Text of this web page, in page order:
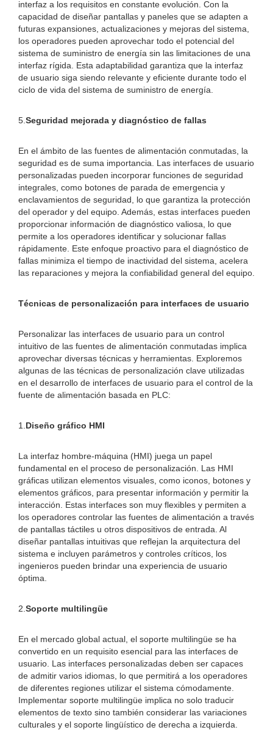
interfaz a los requisitos en constante evolución. Con la
capacidad de diseñar pantallas y paneles que se adapten a
futuras expansiones, actualizaciones y mejoras del sistema,
los operadores pueden aprovechar todo el potencial del
sistema de suministro de energía sin las limitaciones de una
interfaz rígida. Esta adaptabilidad garantiza que la interfaz
de usuario siga siendo relevante y eficiente durante todo el
ciclo de vida del sistema de suministro de energía.
5. Seguridad mejorada y diagnóstico de fallas
En el ámbito de las fuentes de alimentación conmutadas, la
seguridad es de suma importancia. Las interfaces de usuario
personalizadas pueden incorporar funciones de seguridad
integrales, como botones de parada de emergencia y
enclavamientos de seguridad, lo que garantiza la protección
del operador y del equipo. Además, estas interfaces pueden
proporcionar información de diagnóstico valiosa, lo que
permite a los operadores identificar y solucionar fallas
rápidamente. Este enfoque proactivo para el diagnóstico de
fallas minimiza el tiempo de inactividad del sistema, acelera
las reparaciones y mejora la confiabilidad general del equipo.
Técnicas de personalización para interfaces de usuario
Personalizar las interfaces de usuario para un control
intuitivo de las fuentes de alimentación conmutadas implica
aprovechar diversas técnicas y herramientas. Exploremos
algunas de las técnicas de personalización clave utilizadas
en el desarrollo de interfaces de usuario para el control de la
fuente de alimentación basada en PLC:
1. Diseño gráfico HMI
La interfaz hombre-máquina (HMI) juega un papel
fundamental en el proceso de personalización. Las HMI
gráficas utilizan elementos visuales, como iconos, botones y
elementos gráficos, para presentar información y permitir la
interacción. Estas interfaces son muy flexibles y permiten a
los operadores controlar las fuentes de alimentación a través
de pantallas táctiles u otros dispositivos de entrada. Al
diseñar pantallas intuitivas que reflejan la arquitectura del
sistema e incluyen parámetros y controles críticos, los
ingenieros pueden brindar una experiencia de usuario
óptima.
2. Soporte multilingüe
En el mercado global actual, el soporte multilingüe se ha
convertido en un requisito esencial para las interfaces de
usuario. Las interfaces personalizadas deben ser capaces
de admitir varios idiomas, lo que permitirá a los operadores
de diferentes regiones utilizar el sistema cómodamente.
Implementar soporte multilingüe implica no solo traducir
elementos de texto sino también considerar las variaciones
culturales y el soporte lingüístico de derecha a izquierda.